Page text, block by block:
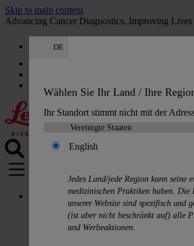
Skip to main content
Advancing Cancer Diagnostics, Improving Lives
DE
Wählen Sie Ihr Land / Ihre
Ihr Standort stimmt nicht mit der
English
Jedes Land/jede Region kann seine
medizinischen Praktiken haben.
unserer Website sind spezifisch und
(ist aber nicht beschränkt auf) alle
und Werbeaktionen.
Lösungen für die Histologie
Gewebeinfiltrationsautomaten
Färbe- & Eindeckautomaten